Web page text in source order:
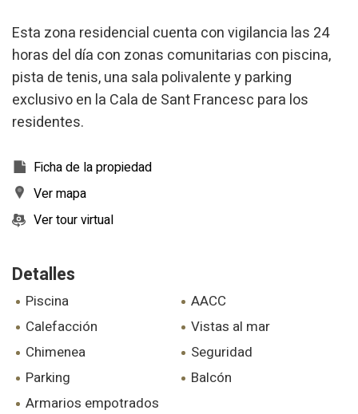
Esta zona residencial cuenta con vigilancia las 24
horas del día con zonas comunitarias con piscina,
pista de tenis, una sala polivalente y parking
exclusivo en la Cala de Sant Francesc para los
residentes.
Ficha de la propiedad
Ver mapa
Ver tour virtual
Detalles
piscina
AACC
calefacción
vistas al mar
chimenea
seguridad
parking
balcón
armarios empotrados